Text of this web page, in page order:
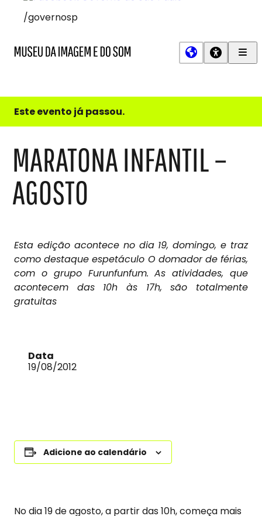
/governosp
e
do
Este evento já passou.
MARATONA INFANTIL –
AGOSTO
Esta edição acontece no dia 19, domingo, e traz
como destaque espetáculo O domador de férias,
com o grupo Furunfunfum. As atividades, que
acontecem das 10h às 17h, são totalmente
gratuitas
Data
19/08/2012
Adicione ao calendário
No dia 19 de agosto, a partir das 10h, começa mais